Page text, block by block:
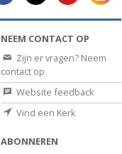
NEEM CONTACT OP
Zijn er vragen? Neem
contact op
Website feedback
Vind een Kerk
ABONNEREN